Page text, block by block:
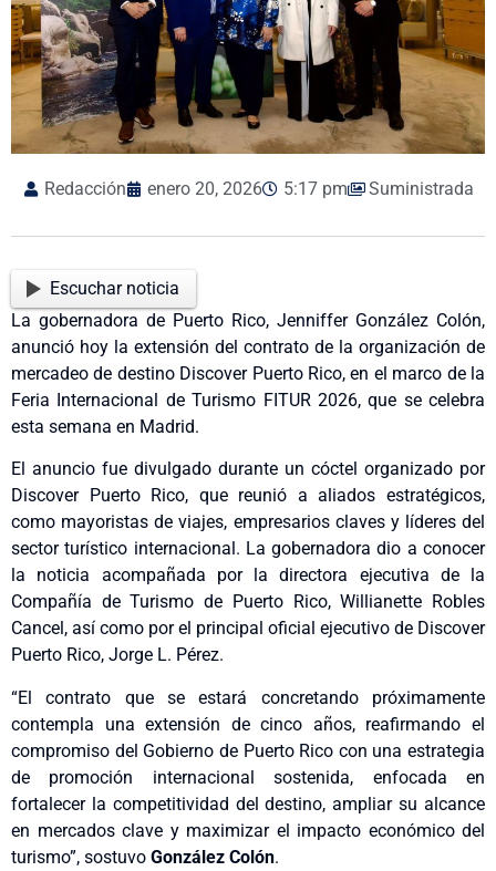
Redacción enero 20, 2026 5:17 pm Suministrada
Escuchar noticia
La gobernadora de Puerto Rico, Jenniffer González Colón,
anunció hoy la extensión del contrato de la organización de
mercadeo de destino Discover Puerto Rico, en el marco de la
Feria Internacional de Turismo FITUR 2026, que se celebra
esta semana en Madrid.
El anuncio fue divulgado durante un cóctel organizado por
Discover Puerto Rico, que reunió a aliados estratégicos,
como mayoristas de viajes, empresarios claves y líderes del
sector turístico internacional. La gobernadora dio a conocer
la noticia acompañada por la directora ejecutiva de la
Compañía de Turismo de Puerto Rico, Willianette Robles
Cancel, así como por el principal oficial ejecutivo de Discover
Puerto Rico, Jorge L. Pérez.
“El contrato que se estará concretando próximamente
contempla una extensión de cinco años, reafirmando el
compromiso del Gobierno de Puerto Rico con una estrategia
de promoción internacional sostenida, enfocada en
fortalecer la competitividad del destino, ampliar su alcance
en mercados clave y maximizar el impacto económico del
turismo”, sostuvo González Colón.